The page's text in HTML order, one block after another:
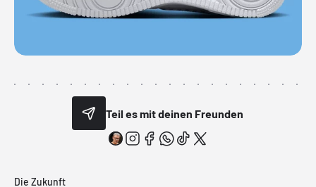
Teil es mit deinen Freunden
Die Zukunft